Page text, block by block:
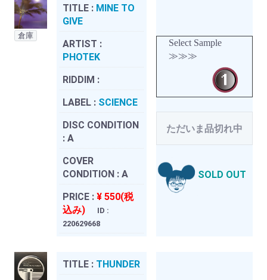
倉庫
TITLE : MINE TO
GIVE
ARTIST :
PHOTEK
RIDDIM :
LABEL : SCIENCE
DISC CONDITION
: A
COVER
CONDITION : A
PRICE : ¥ 550(税
込み)
ID :
220629668
Select Sample
≫≫≫
ただいま品切れ中
SOLD OUT
TITLE : THUNDER